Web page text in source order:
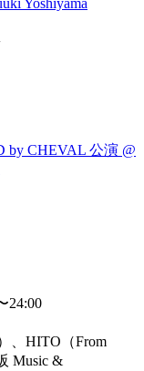
Yoshiyama
by CHEVAL 公演 @
24:00
、HITO（From
Music &